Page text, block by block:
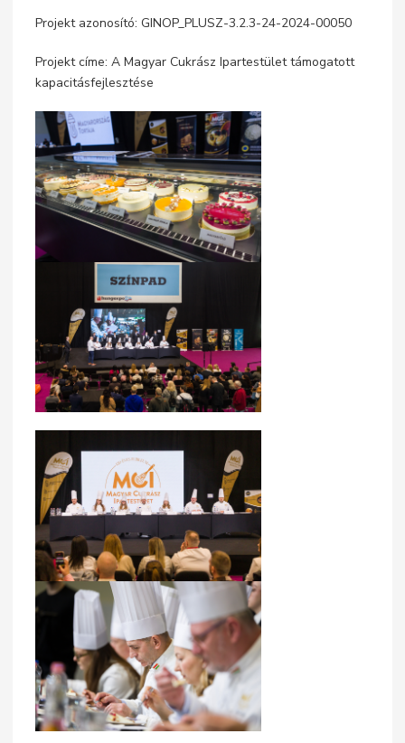
Projekt azonosító: GINOP_PLUSZ-3.2.3-24-2024-00050
Projekt címe: A Magyar Cukrász Ipartestület támogatott
kapacitásfejlesztése